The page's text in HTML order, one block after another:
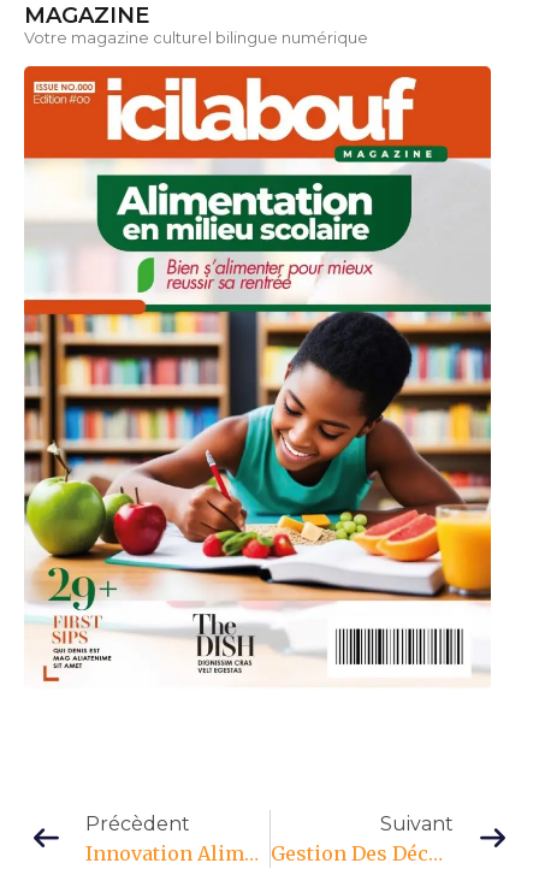
MAGAZINE
Votre magazine culturel bilingue numérique
Précèdent
Innovation Alimentaire : Le Cameroun Accélère La Transformation De Ses Systèmes Alimentaires
Suivant
Gestion Des Déchets : Entre Attentes Citoyennes Et Responsabilités Publiques